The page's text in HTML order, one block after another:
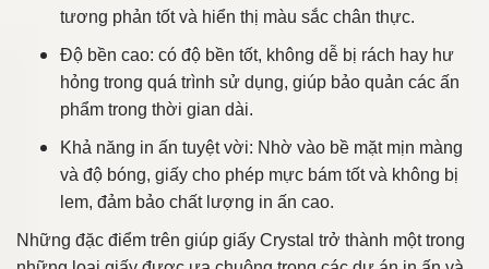
tương phản tốt và hiển thị màu sắc chân thực.
Độ bền cao: có độ bền tốt, không dễ bị rách hay hư
hỏng trong quá trình sử dụng, giúp bảo quản các ấn
phẩm trong thời gian dài.
Khả năng in ấn tuyệt vời: Nhờ vào bề mặt mịn màng
và độ bóng, giấy cho phép mực bám tốt và không bị
lem, đảm bảo chất lượng in ấn cao.
Những đặc điểm trên giúp giấy Crystal trở thành một trong